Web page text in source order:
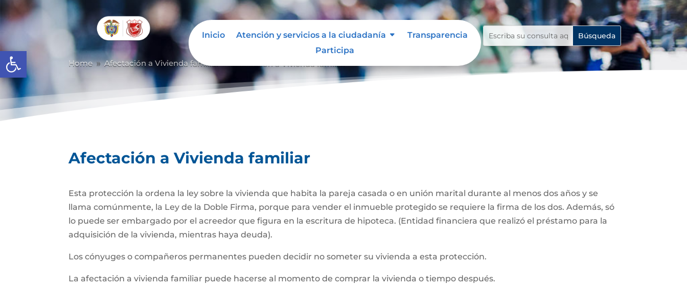
Abrir barra de herramientas
Inicio Atención y servicios a la ciudadanía
Transparencia
Participa
Home 9 Afectación a Vivienda familiar
Afectación a Vivienda familiar
Esta protección la ordena la ley sobre la vivienda que habita la pareja casada o en unión marital durante al menos dos años y se
llama comúnmente, la Ley de la Doble Firma, porque para vender el inmueble protegido se requiere la firma de los dos. Además, só
lo puede ser embargado por el acreedor que figura en la escritura de hipoteca. (Entidad financiera que realizó el préstamo para la
adquisición de la vivienda, mientras haya deuda).
Los cónyuges o compañeros permanentes pueden decidir no someter su vivienda a esta protección.
La afectación a vivienda familiar puede hacerse al momento de comprar la vivienda o tiempo después.